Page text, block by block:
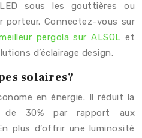
sous les gouttières ou
porteur. Connectez-vous sur
pergola sur ALSOL et
d’éclairage design.
solaires?
en énergie. Il réduit la
de 30% par rapport aux
plus d’offrir une luminosité